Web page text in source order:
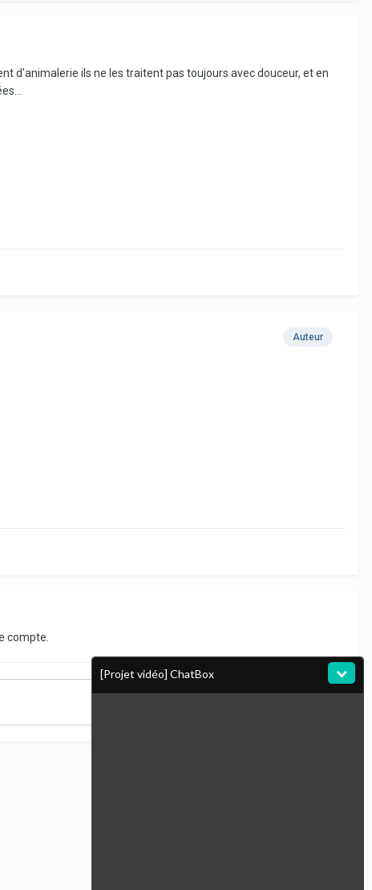
d'animalerie ils ne les traitent pas toujours avec douceur, et en
Auteur
compte.
[Projet vidéo] ChatBox